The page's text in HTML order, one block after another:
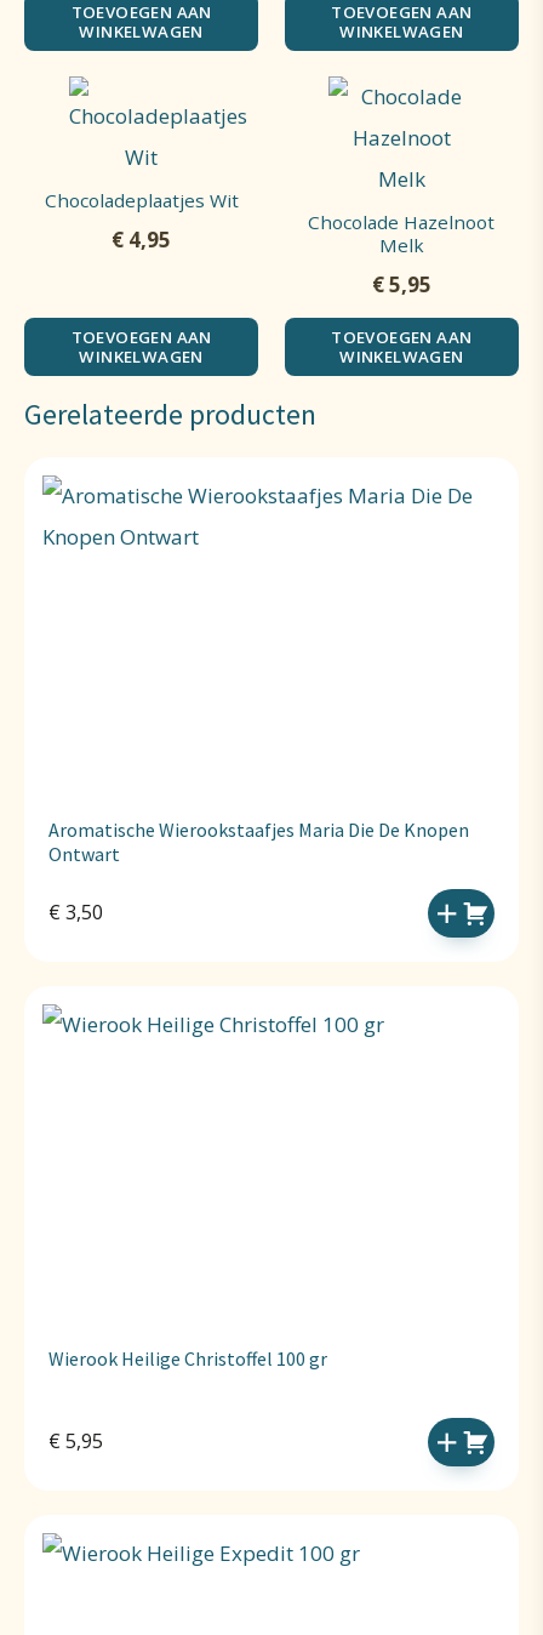
TOEVOEGEN AAN
WINKELWAGEN
TOEVOEGEN AAN
WINKELWAGEN
Chocoladeplaatjes Wit
€ 4,95
TOEVOEGEN AAN
WINKELWAGEN
Chocolade Hazelnoot
Melk
€5,95
TOEVOEGEN AAN
WINKELWAGEN
Gerelateerde producten
Aromatische Wierookstaafjes Maria Die De Knopen
Ontwart
€ 3,50
Wierook Heilige Christoffel 100 gr
€ 5,95